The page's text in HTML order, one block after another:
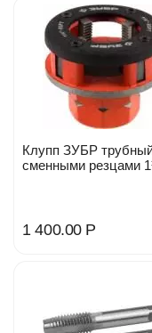
Клупп ЗУБР
сменными резцами
1 400.00 Р